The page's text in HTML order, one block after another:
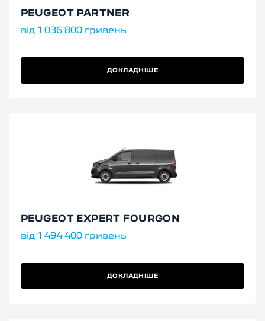
PEUGEOT PARTNER
від 1 036 800 гривень
ДОКЛАДНІШЕ
PEUGEOT EXPERT FOURGON
від 1 494 400 гривень
ДОКЛАДНІШЕ